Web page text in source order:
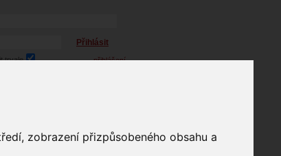
zobrazení přizpůsobeného obsahu a
Přihlásit
trvale
přihlášení